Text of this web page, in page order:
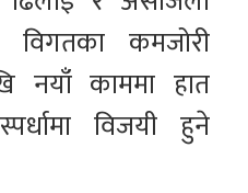
कमजोरी
नयाँ काममा हात
विजयी हुने